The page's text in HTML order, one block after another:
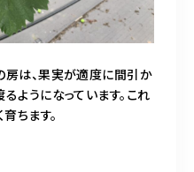
房は、果実が適度に間引か
ようになっています。これ
ちます。